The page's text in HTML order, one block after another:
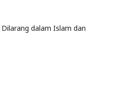
dalam Islam dan